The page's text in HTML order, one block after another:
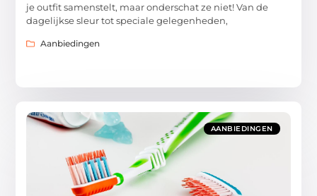
je outfit samenstelt, maar onderschat ze niet! Van de
dagelijkse sleur tot speciale gelegenheden,
Aanbiedingen
AANBIEDINGEN